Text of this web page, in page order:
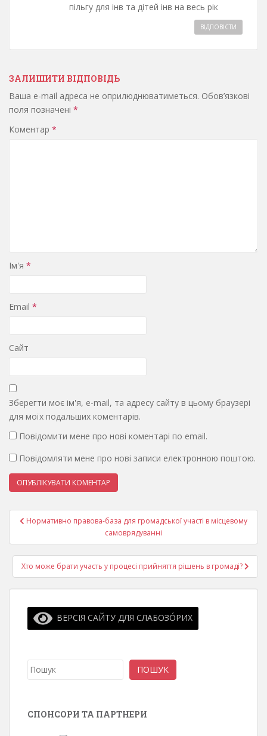
пільгу для інв та дітей інв на весь рік
ВІДПОВІCТИ
ЗАЛИШИТИ ВІДПОВІДЬ
Ваша e-mail адреса не оприлюднюватиметься. Обов’язкові
поля позначені *
Коментар *
Ім'я *
Email *
Сайт
Зберегти моє ім'я, e-mail, та адресу сайту в цьому браузері
для моїх подальших коментарів.
Повідомити мене про нові коментарі по email.
Повідомляти мене про нові записи електронною поштою.
Навігація
Нормативно правова-база для громадської участі в місцевому
самоврядуванні
Хто може брати участь у процесі прийняття рішень в громаді?
ВЕРСІЯ САЙТУ ДЛЯ СЛАБОЗО́РИХ
Пошук ПОШУК
СПОНСОРИ ТА ПАРТНЕРИ